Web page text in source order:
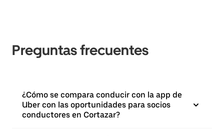
Preguntas frecuentes
¿Cómo se compara conducir con la app de
Uber con las oportunidades para socios
conductores en Cortazar?